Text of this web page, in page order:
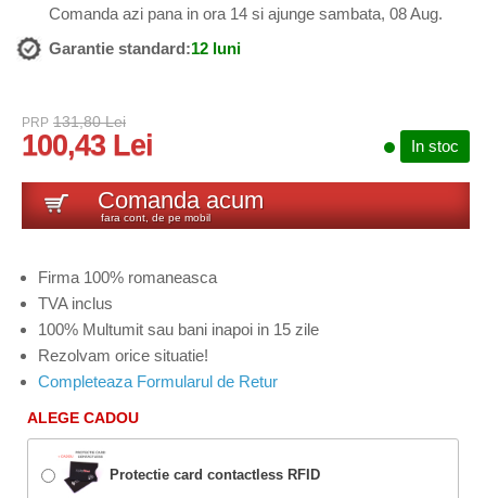
Comanda azi pana in ora 14 si ajunge sambata, 08 Aug.
Garantie standard:12 luni
PRP 131,80 Lei
100,43 Lei In stoc
Comanda acum
fara cont, de pe mobil
Firma 100% romaneasca
TVA inclus
100% Multumit sau bani inapoi in 15 zile
Rezolvam orice situatie!
Completeaza Formularul de Retur
ALEGE CADOU
Protectie card contactless RFID